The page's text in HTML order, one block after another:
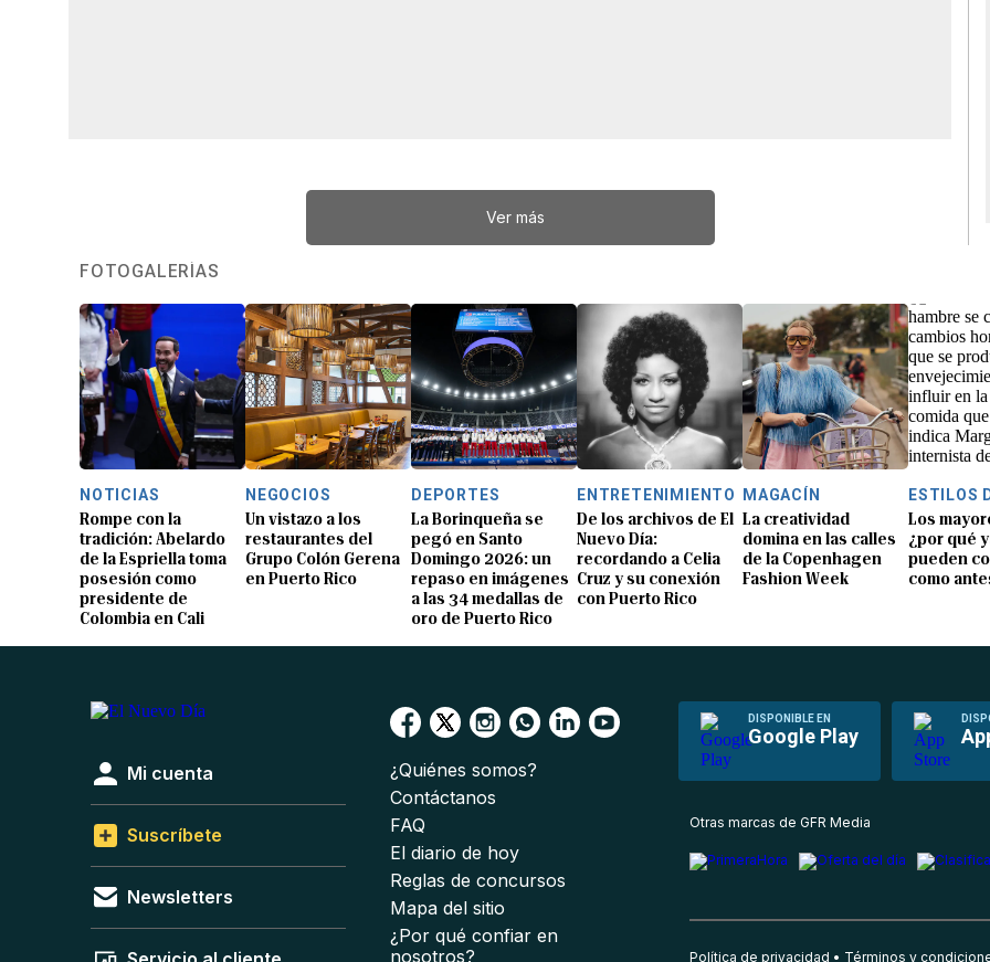
Ver más
FOTOGALERÍAS
NOTICIAS
Rompe con la
tradición: Abelardo
de la Espriella toma
posesión como
presidente de
Colombia en Cali
NEGOCIOS
Un vistazo a los
restaurantes del
Grupo Colón Gerena
en Puerto Rico
DEPORTES
La Borinqueña se
pegó en Santo
Domingo 2026: un
repaso en imágenes
a las 34 medallas de
oro de Puerto Rico
ENTRETENIMIENTO
De los archivos de El
Nuevo Día:
recordando a Celia
Cruz y su conexión
con Puerto Rico
MAGACÍN
La creatividad
domina en las calles
de la Copenhagen
Fashion Week
ESTILOS
Los
¿por qué
pueden
como
DISPONIBLE EN
Google Play
Mi cuenta
Suscríbete
Newsletters
¿Quiénes somos?
Contáctanos
FAQ
El diario de hoy
Reglas de concursos
Mapa del sitio
¿Por qué confiar en
nosotros?
Otras marcas de GFR Media
Política de privacidad Términos y